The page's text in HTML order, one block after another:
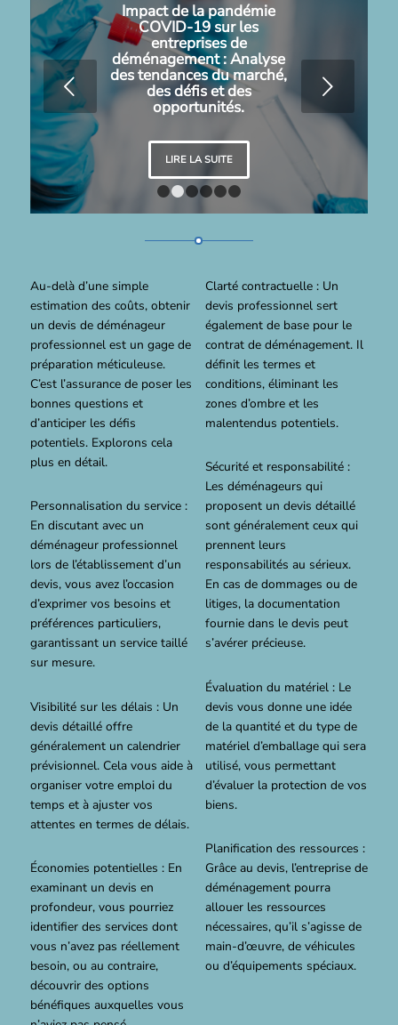
Impact de la pandémie
COVID-19 sur les
entreprises de
déménagement : Analyse
des tendances du marché,
des défis et des
opportunités.
LIRE LA SUITE
Suivant
5 6
Au-delà d’une simple
estimation des coûts, obtenir
un devis de déménageur
professionnel est un gage de
préparation méticuleuse.
C’est l’assurance de poser les
bonnes questions et
d’anticiper les défis
potentiels. Explorons cela
plus en détail.
Personnalisation du service :
En discutant avec un
déménageur professionnel
lors de l’établissement d’un
devis, vous avez l’occasion
d’exprimer vos besoins et
préférences particuliers,
garantissant un service taillé
sur mesure.
Visibilité sur les délais : Un
devis détaillé offre
généralement un calendrier
prévisionnel. Cela vous aide à
organiser votre emploi du
temps et à ajuster vos
attentes en termes de délais.
Économies potentielles : En
examinant un devis en
profondeur, vous pourriez
identifier des services dont
vous n’avez pas réellement
besoin, ou au contraire,
découvrir des options
bénéfiques auxquelles vous
Clarté contractuelle : Un
devis professionnel sert
également de base pour le
contrat de déménagement. Il
définit les termes et
conditions, éliminant les
zones d’ombre et les
malentendus potentiels.
Sécurité et responsabilité :
Les déménageurs qui
proposent un devis détaillé
sont généralement ceux qui
prennent leurs
responsabilités au sérieux.
En cas de dommages ou de
litiges, la documentation
fournie dans le devis peut
s’avérer précieuse.
Évaluation du matériel : Le
devis vous donne une idée
de la quantité et du type de
matériel d’emballage qui sera
utilisé, vous permettant
d’évaluer la protection de vos
biens.
Planification des ressources :
Grâce au devis, l’entreprise de
déménagement pourra
allouer les ressources
nécessaires, qu’il s’agisse de
main-d’œuvre, de véhicules
ou d’équipements spéciaux.